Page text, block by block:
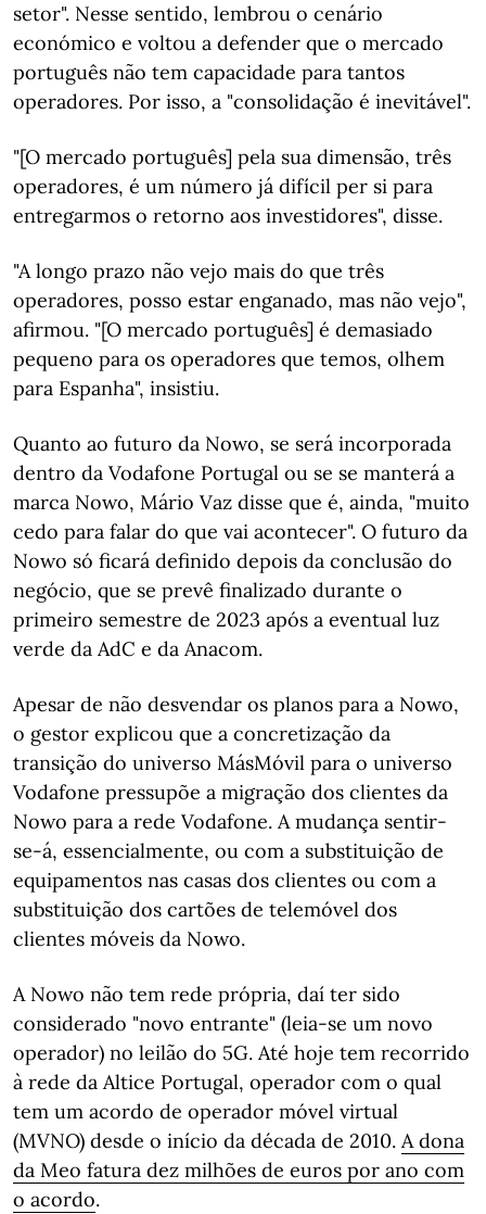
setor". Nesse sentido, lembrou o cenário
económico e voltou a defender que o mercado
português não tem capacidade para tantos
operadores. Por isso, a "consolidação é inevitável".
"[O mercado português] pela sua dimensão, três
operadores, é um número já difícil per si para
entregarmos o retorno aos investidores", disse.
"A longo prazo não vejo mais do que três
operadores, posso estar enganado, mas não vejo",
afirmou. "[O mercado português] é demasiado
pequeno para os operadores que temos, olhem
para Espanha", insistiu.
Quanto ao futuro da Nowo, se será incorporada
dentro da Vodafone Portugal ou se se manterá a
marca Nowo, Mário Vaz disse que é, ainda, "muito
cedo para falar do que vai acontecer". O futuro da
Nowo só ficará definido depois da conclusão do
negócio, que se prevê finalizado durante o
primeiro semestre de 2023 após a eventual luz
verde da AdC e da Anacom.
Apesar de não desvendar os planos para a Nowo,
o gestor explicou que a concretização da
transição do universo MásMóvil para o universo
Vodafone pressupõe a migração dos clientes da
Nowo para a rede Vodafone. A mudança sentir-
se-á, essencialmente, ou com a substituição de
equipamentos nas casas dos clientes ou com a
substituição dos cartões de telemóvel dos
clientes móveis da Nowo.
A Nowo não tem rede própria, daí ter sido
considerado "novo entrante" (leia-se um novo
operador) no leilão do 5G. Até hoje tem recorrido
à rede da Altice Portugal, operador com o qual
tem um acordo de operador móvel virtual
(MVNO) desde o início da década de 2010. A dona
da Meo fatura dez milhões de euros por ano com
o acordo.